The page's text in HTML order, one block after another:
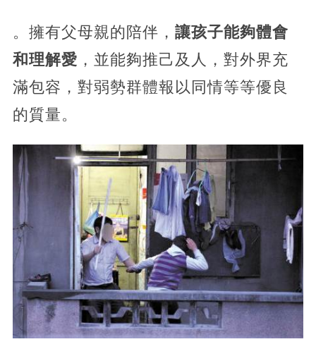
。擁有父母親的陪伴， 讓孩子能夠體會
和理解愛 ，並能夠推己及人，對外界充
滿包容，對弱勢群體報以同情等等優良
的質量。